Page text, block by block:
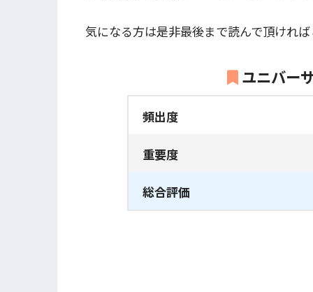
気になる方は是非最後まで読んで頂けれ
ユニバー
頻出度
重要度
総合評価